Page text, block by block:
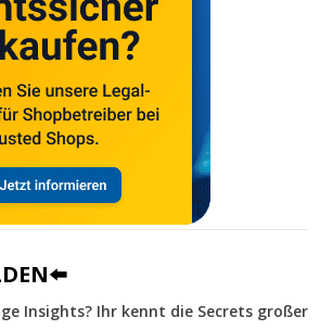
Insights? Ihr kennt die Secrets großer